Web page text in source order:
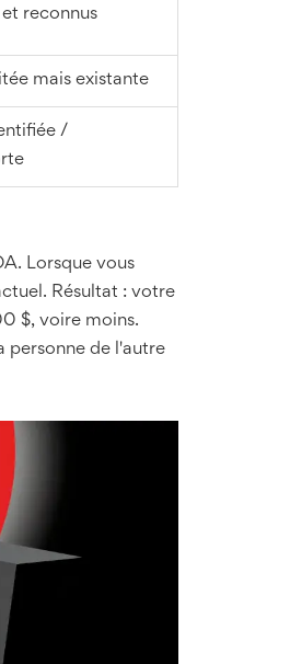
reconnus
mais existante
/
Lorsque vous
Résultat : votre
$, voire moins.
personne de l'autre